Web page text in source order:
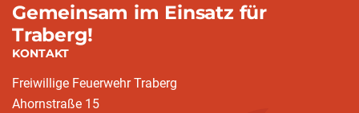
Gemeinsam im Einsatz für
Traberg!
KONTAKT
Freiwillige Feuerwehr Traberg
Ahornstraße 15